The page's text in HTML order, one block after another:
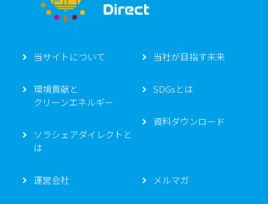
当サイトについて
環境貢献と
クリーンエネルギー
ソラシェアダイレクトと
は
当社が目指す未来
SDGsとは
資料ダウンロード
運営会社 メルマガ